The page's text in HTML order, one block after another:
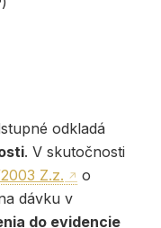
odkladá
. V skutočnosti
Z.z.
o
dávku v
do evidencie